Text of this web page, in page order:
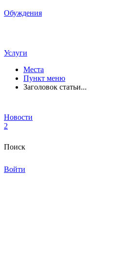
Обуждения
Услуги
Места
Пункт меню
Заголовок статьи...
Новости
2
Поиск
Войти